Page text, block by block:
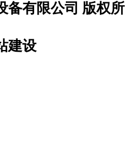
备有限公司 版权所
建设